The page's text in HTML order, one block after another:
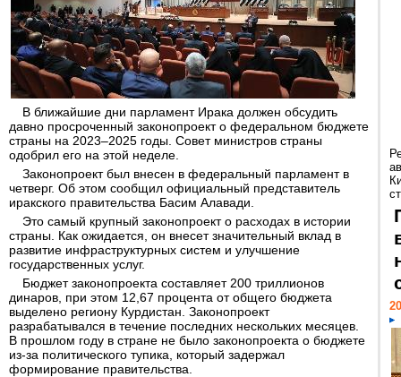
В ближайшие дни парламент Ирака должен обсудить
давно просроченный законопроект о федеральном бюджете
страны на 2023–2025 годы. Совет министров страны
одобрил его на этой неделе.
Законопроект был внесен в федеральный парламент в
четверг. Об этом сообщил официальный представитель
иракского правительства Басим Алавади.
Это самый крупный законопроект о расходах в истории
страны. Как ожидается, он внесет значительный вклад в
развитие инфраструктурных систем и улучшение
государственных услуг.
Бюджет законопроекта составляет 200 триллионов
динаров, при этом 12,67 процента от общего бюджета
выделено региону Курдистан. Законопроект
разрабатывался в течение последних нескольких месяцев.
В прошлом году в стране не было законопроекта о бюджете
из-за политического тупика, который задержал
формирование правительства.